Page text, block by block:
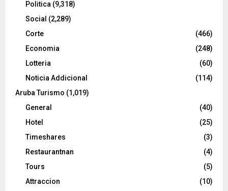
Politica (9,318)
Social (2,289)
Corte
(466)
Economia
(248)
Lotteria
(60)
Noticia Addicional
(114)
Aruba Turismo (1,019)
General
(40)
Hotel
(25)
Timeshares
(3)
Restaurantnan
(4)
Tours
(5)
Attraccion
(10)